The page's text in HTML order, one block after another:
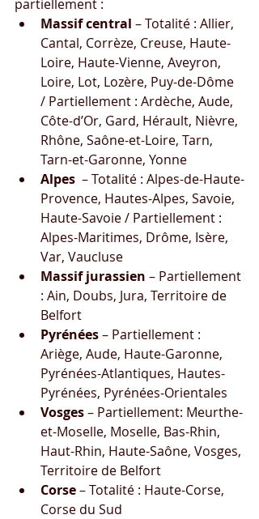
partiellement :
Massif central – Totalité : Allier,
Cantal, Corrèze, Creuse, Haute-
Loire, Haute-Vienne, Aveyron,
Loire, Lot, Lozère, Puy-de-Dôme
/ Partiellement : Ardèche, Aude,
Côte-d’Or, Gard, Hérault, Nièvre,
Rhône, Saône-et-Loire, Tarn,
Tarn-et-Garonne, Yonne
Alpes
  – Totalité : Alpes-de-Haute-
Provence, Hautes-Alpes, Savoie,
Haute-Savoie / Partiellement :
Alpes-Maritimes, Drôme, Isère,
Var, Vaucluse
Massif jurassien – Partiellement
: Ain, Doubs, Jura, Territoire de
Belfort
Pyrénées – Partiellement :
Ariège, Aude, Haute-Garonne,
Pyrénées-Atlantiques, Hautes-
Pyrénées, Pyrénées-Orientales
Vosges – Partiellement: Meurthe-
et-Moselle, Moselle, Bas-Rhin,
Haut-Rhin, Haute-Saône, Vosges,
Territoire de Belfort
Corse – Totalité : Haute-Corse,
Corse du Sud